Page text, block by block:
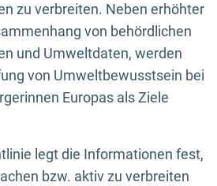
zu verbreiten. Neben erhöhter
von behördlichen
und Umweltdaten, werden
von Umweltbewusstsein bei
Europas als Ziele
legt die Informationen fest,
bzw. aktiv zu verbreiten